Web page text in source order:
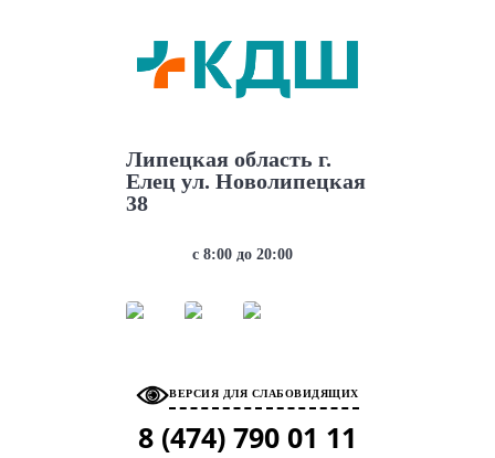
Липецкая область г.
Елец ул. Новолипецкая
38
с 8:00 до 20:00
ВЕРСИЯ ДЛЯ СЛАБОВИДЯЩИХ
8 (474) 790 01 11